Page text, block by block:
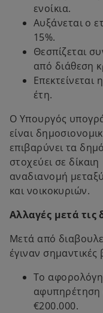
ενοίκια.
Αυξάνεται ο
15%.
Θεσπίζεται
από διάθεση
έτη.
Ο Υπουργός
είναι
επιβαρύνει τα
στοχεύει σε δίκαιη
αναδιανομή
και νοικοκυριών.
Αλλαγές μετά τις
Μετά από
έγιναν
Το
αφυπηρέτηση
€200.000.